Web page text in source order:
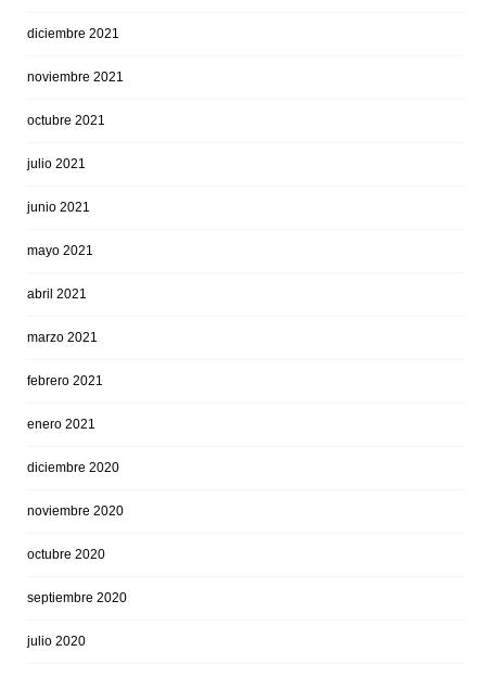
diciembre 2021
noviembre 2021
octubre 2021
julio 2021
junio 2021
mayo 2021
abril 2021
marzo 2021
febrero 2021
enero 2021
diciembre 2020
noviembre 2020
octubre 2020
septiembre 2020
julio 2020